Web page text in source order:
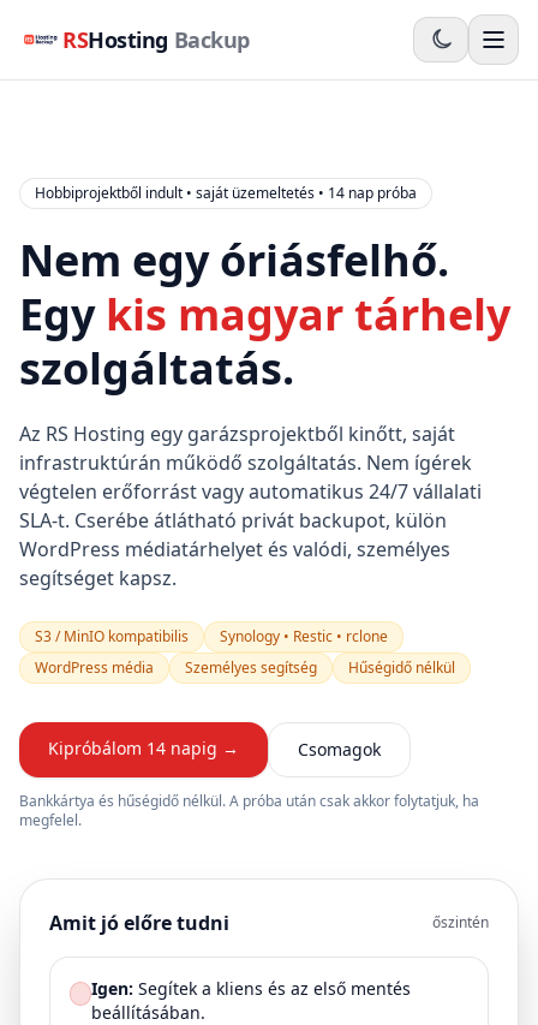
RSHosting Backup
Hobbiprojektből indult • saját üzemeltetés • 14 nap próba
Nem egy óriásfelhő.
Egy kis magyar tárhely
szolgáltatás.
Az RS Hosting egy garázsprojektből kinőtt, saját
infrastruktúrán működő szolgáltatás. Nem ígérek
végtelen erőforrást vagy automatikus 24/7 vállalati
SLA-t. Cserébe átlátható privát backupot, külön
WordPress médiatárhelyet és valódi, személyes
segítséget kapsz.
S3 / MinIO kompatibilis
Synology • Restic • rclone
WordPress média
Személyes segítség Hűségidő nélkül
Kipróbálom 14 napig → Csomagok
Bankkártya és hűségidő nélkül. A próba után csak akkor folytatjuk, ha
megfelel.
Amit jó előre tudni őszintén
Igen: Segítek a kliens és az első mentés
beállításában.